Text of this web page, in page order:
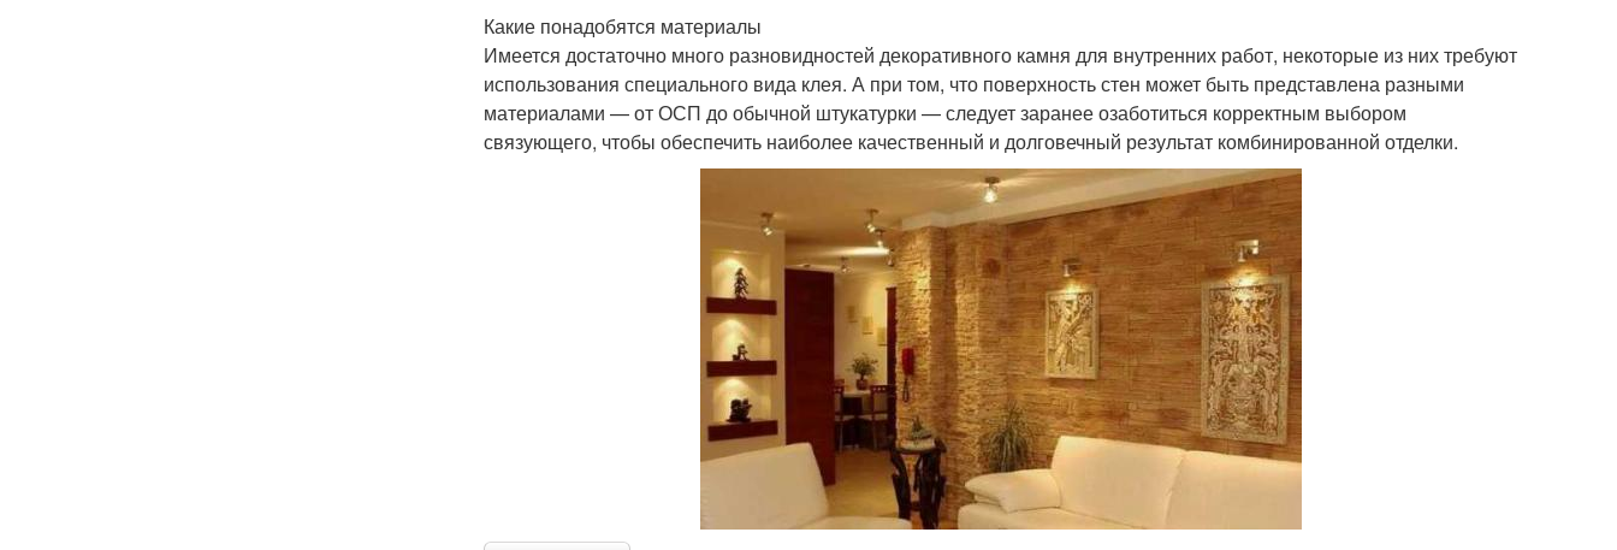
Какие понадобятся материалы
Имеется достаточно много разновидностей декоративного камня для внутренних работ, некоторые из них требуют
использования специального вида клея. А при том, что поверхность стен может быть представлена разными
материалами — от ОСП до обычной штукатурки — следует заранее озаботиться корректным выбором
связующего, чтобы обеспечить наиболее качественный и долговечный результат комбинированной отделки.